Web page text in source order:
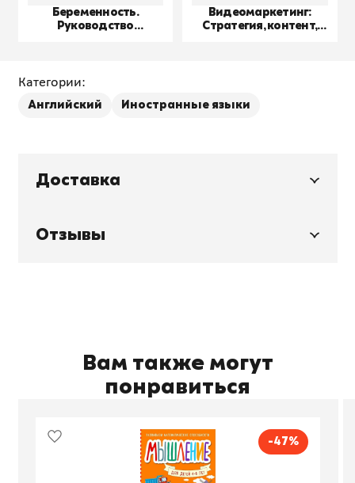
Беременность.
Руководство
Видеомаркетинг:
Стратегия, контент,
Категории:
Английский Иностранные языки
Доставка
Отзывы
Вам также могут
понравиться
-47%